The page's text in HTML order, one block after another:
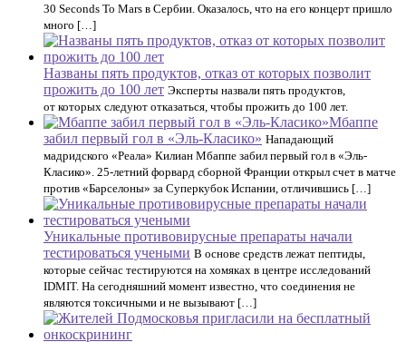
30 Seconds To Mars в Сербии. Оказалось, что на его концерт пришло
много […]
Названы пять продуктов, отказ от которых позволит
прожить до 100 лет Эксперты назвали пять продуктов,
от которых следуют отказаться, чтобы прожить до 100 лет.
Мбаппе
забил первый гол в «Эль-Класико» Нападающий
мадридского «Реала» Килиан Мбаппе забил первый гол в «Эль-
Класико». 25-летний форвард сборной Франции открыл счет в матче
против «Барселоны» за Суперкубок Испании, отличившись […]
Уникальные противовирусные препараты начали
тестироваться учеными В основе средств лежат пептиды,
которые сейчас тестируются на хомяках в центре исследований
IDMIT. На сегодняшний момент известно, что соединения не
являются токсичными и не вызывают […]